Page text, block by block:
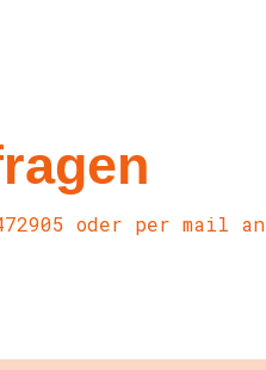
oder per mail an